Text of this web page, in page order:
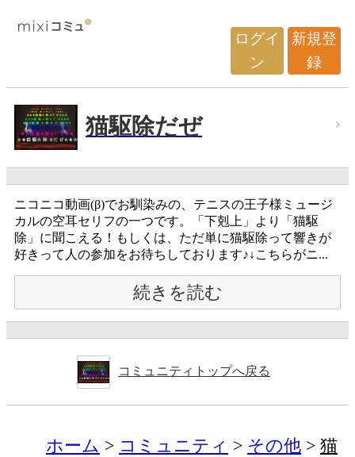
ログイ
ン
新規登
録
猫駆除だぜ
ニコニコ動画(β)でお馴染みの、テニスの王子様ミュージ
カルの空耳セリフの一つです。「下剋上」より「猫駆
除」に聞こえる！もしくは、ただ単に猫駆除って響きが
好きって人の参加をお待ちしております♪↓こちらがニ...
続きを読む
コミュニティトップへ戻る
ホーム コミュニティ その他
猫